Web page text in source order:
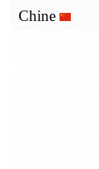
Chine